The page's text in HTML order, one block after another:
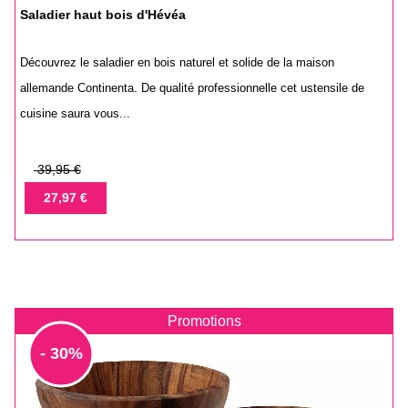
Saladier haut bois d'Hévéa
Découvrez le saladier en bois naturel et solide de la maison
allemande Continenta. De qualité professionnelle cet ustensile de
cuisine saura vous...
Prix
base
39,95 €
Prix27,97 €
Promotions
- 30%